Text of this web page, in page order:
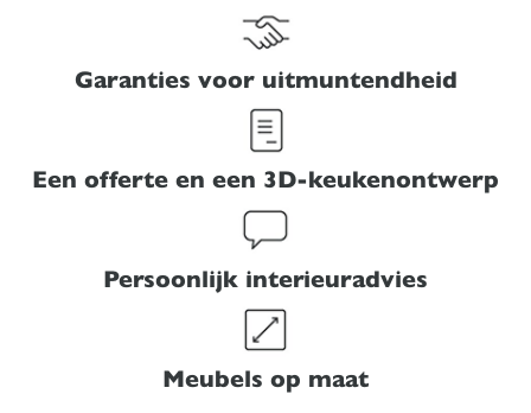
Garanties voor uitmuntendheid
Een offerte en een 3D-keukenontwerp
Persoonlijk interieuradvies
Meubels op maat